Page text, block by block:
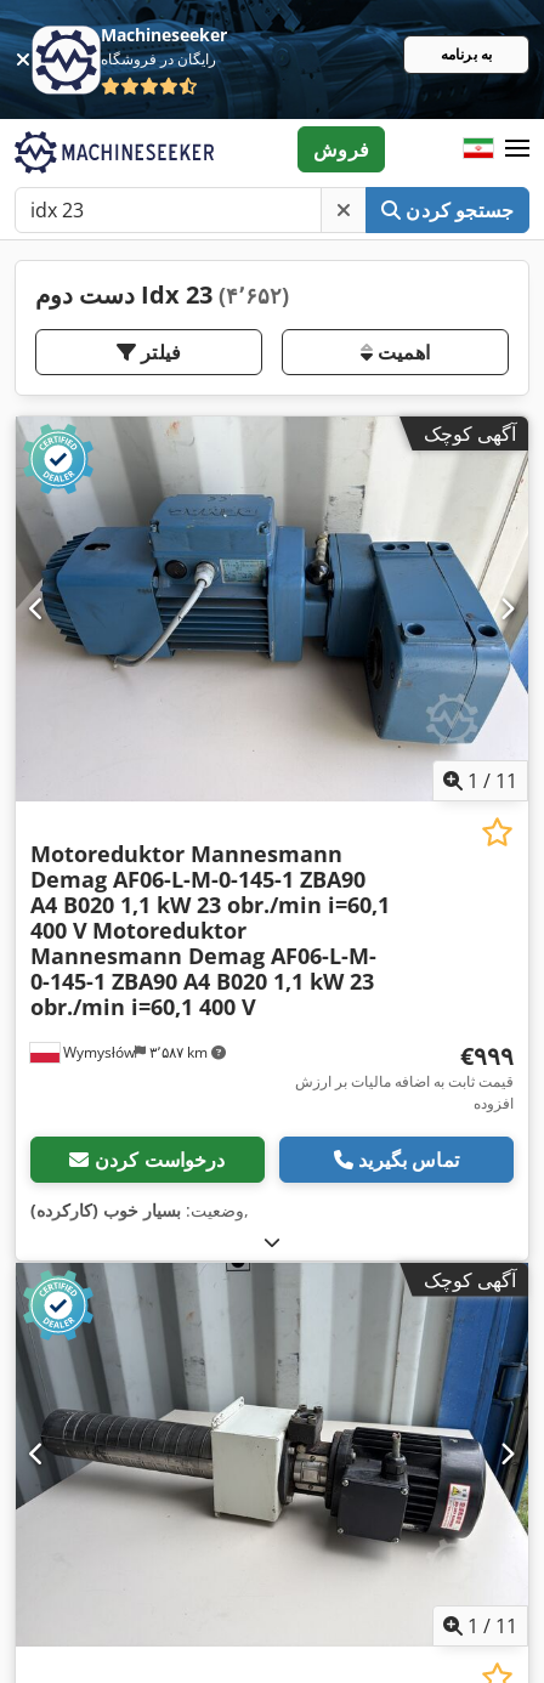
Machineseeker
رایگان در فروشگاه به برنامه
جستجو کردن
فروش
دست دوم Idx 23 (۴٬۶۵۲)
فیلتر اهمیت
آگهی کوچک
1 / 11
Wymysłów ۳٬۵۸۷ km
Motoreduktor Mannesmann
Demag AF06-L-M-0-145-1 ZBA90
A4 B020 1,1 kW 23 obr./min i=60,1
400 V Motoreduktor
Mannesmann Demag AF06-L-M-
0-145-1 ZBA90 A4 B020 1,1 kW 23
obr./min i=60,1 400 V
‎€۹۹۹
قیمت ثابت به اضافه مالیات بر ارزش
افزوده
درخواست کردن تماس بگیرید
وضعیت: بسیار خوب (کارکرده) ,
آگهی کوچک
1 / 11